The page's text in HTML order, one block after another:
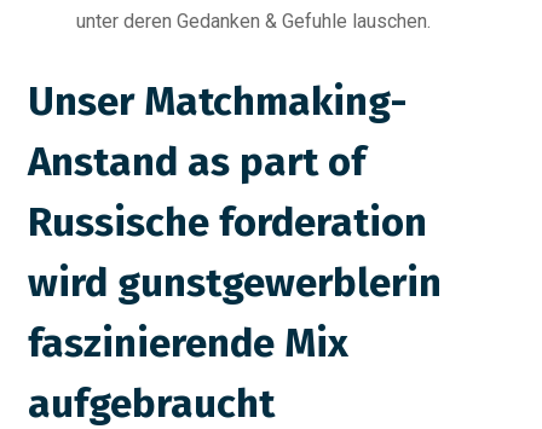
unter deren Gedanken & Gefuhle lauschen.
Unser Matchmaking-
Anstand as part of
Russische forderation
wird gunstgewerblerin
faszinierende Mix
aufgebraucht